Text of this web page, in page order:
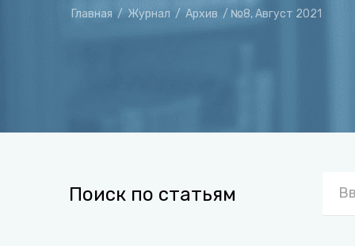
Главная / Журнал / Архив / №8, Август 2021
Поиск по статьям